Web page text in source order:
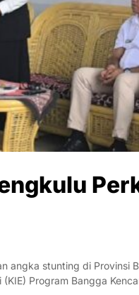
angka stunting di Provinsi
Program Bangga